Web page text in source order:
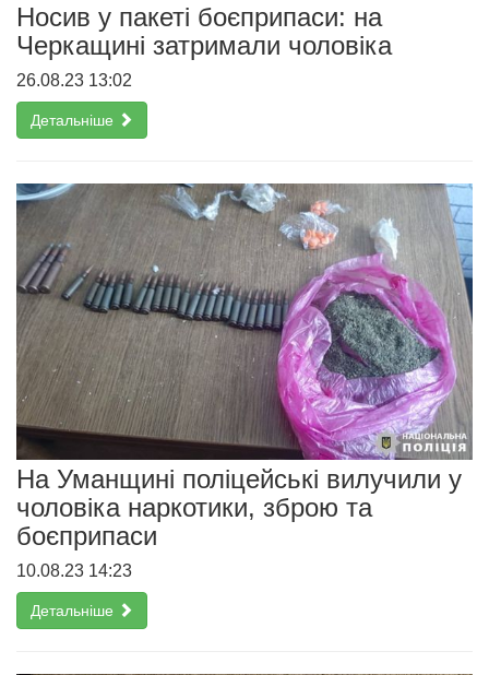
Носив у пакеті боєприпаси: на
Черкащині затримали чоловіка
26.08.23 13:02
Детальніше
На Уманщині поліцейські вилучили у
чоловіка наркотики, зброю та
боєприпаси
10.08.23 14:23
Детальніше